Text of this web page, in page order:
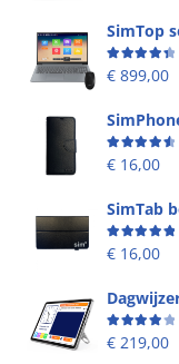
SimTop
€ 899,00
€ 16,00
SimTab
€ 16,00
€ 219,00